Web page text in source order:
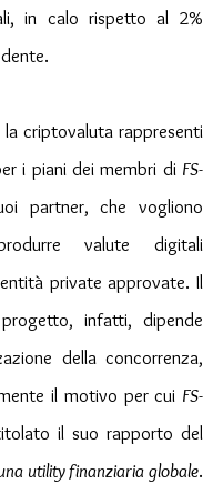
in calo rispetto al 2%
la criptovaluta rappresenti
i piani dei membri di FS-
partner, che vogliono
valute digitali
private approvate. Il
infatti, dipende
della concorrenza,
il motivo per cui FS-
il suo rapporto del
utility finanziaria globale.